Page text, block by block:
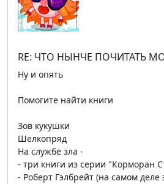
RE: ЧТО НЫНЧЕ ПОЧИТАТЬ
Ну и опять
Помогите найти книги
Зов кукушки
Шелкопряд
На службе зла -
- три книги из серии "Корморан
- Роберт Гэлбрейт (на самом деле